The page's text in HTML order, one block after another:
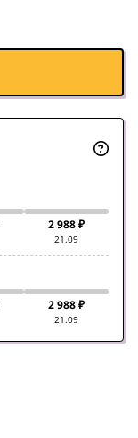
2 988 ₽
21.09
2 988 ₽
21.09